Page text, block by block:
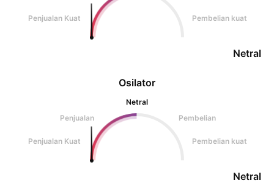
Osilator
Netral
Penjualan
Pembelian
Penjualan Kuat Pembelian kuat
Netral
Penjualan Kuat Pembelian kuat
Netral